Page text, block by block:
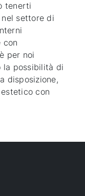
tenerti
settore di
con
per noi
la possibilità di
disposizione,
con